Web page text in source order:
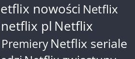
nowości Netflix
netflix pl Netflix
Netflix seriale